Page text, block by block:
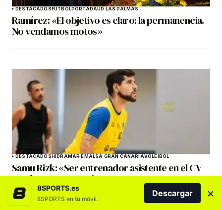
DESTACADOSFÚTBOLPORTADAUD LAS PALMAS
Ramírez: «El objetivo es claro: la permanencia.
No vendamos motos»
DESTACADOSHIDRAMAR EMALSA GRAN CANARIAVOLEIBOL
Samu Rizk: «Ser entrenador asistente en el CV
Emalsa supone una importante
responsabilidad»
8SPORTS.es
8SPORTS en tu móvil.
Descargar ×